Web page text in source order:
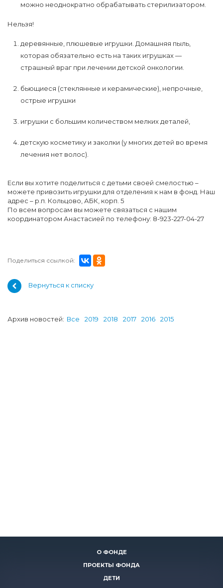
можно неоднократно обрабатывать стерилизатором.
Нельзя!
деревянные, плюшевые игрушки. Домашняя пыль,
которая обязательно есть на таких игрушках —
страшный враг при лечении детской онкологии.
бьющиеся (стеклянные и керамические), непрочные,
острые игрушки
игрушки с большим количеством мелких деталей,
детскую косметику и заколки (у многих детей во время
лечения нет волос).
Если вы хотите поделиться с детьми своей смелостью –
можете привозить игрушки для отделения к нам в фонд. Наш
адрес – р.п. Кольцово, АБК, корп. 5
По всем вопросам вы можете связаться с нашим
координатором Анастасией по телефону: 8-923-227-04-27
Поделиться ссылкой:
Вернуться к списку
Архив новостей: Все 2019 2018 2017 2016 2015
О ФОНДЕ
ПРОЕКТЫ ФОНДА
ДЕТИ